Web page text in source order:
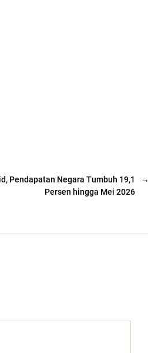
→
Pendapatan Negara Tumbuh 19,1
Persen hingga Mei 2026